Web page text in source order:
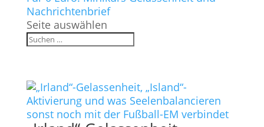
Nachrichtenbrief
Seite auswählen